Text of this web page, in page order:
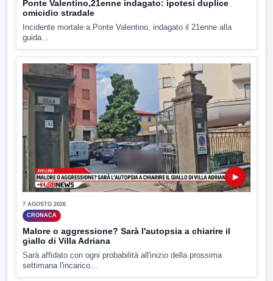
Ponte Valentino,21enne indagato: ipotesi duplice
omicidio stradale
Incidente mortale a Ponte Valentino, indagato il 21enne alla
guida...
▶
7 AGOSTO 2026
CRONACA
Malore o aggressione? Sarà l'autopsia a chiarire il
giallo di Villa Adriana
Sarà affidato con ogni probabilità all'inizio della prossima
settimana l'incarico...